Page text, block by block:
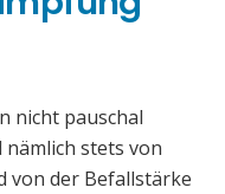
nicht pauschal
stets von
von der Befallstärke